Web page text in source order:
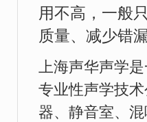
用不高，一般
质量、减少错
上海声华声学
专业性声学技
器、静音室、